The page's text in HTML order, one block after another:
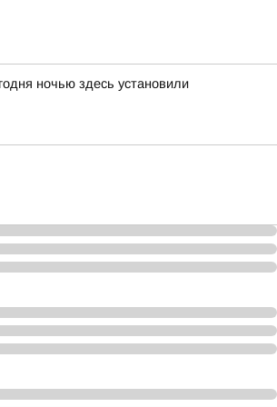
ночью здесь установили